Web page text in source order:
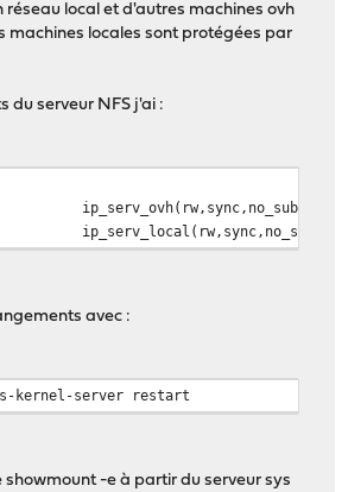
réseau local et d'autres machines ovh
machines locales sont protégées par
du serveur NFS j'ai :
avec :
kernel-server restart
showmount -e à partir du serveur sys